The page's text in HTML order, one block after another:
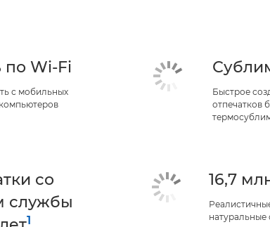
по Wi-Fi
с мобильных
Быстрое
отпечатков
со
службы
1
16,7
натуральные